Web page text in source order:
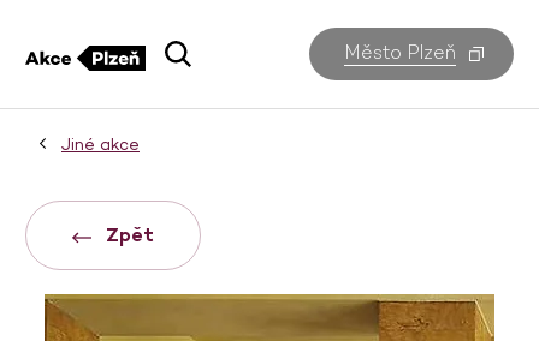
Město Plzeň
Jiné akce
Zpět